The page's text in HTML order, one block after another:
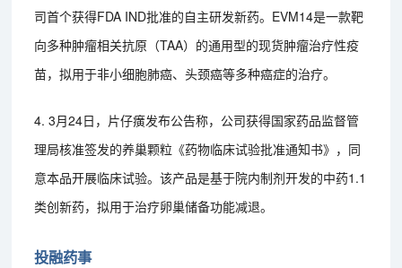
司首个获得FDA IND批准的自主研发新药。EVM14是一款靶
向多种肿瘤相关抗原（TAA）的通用型的现货肿瘤治疗性疫
苗，拟用于非小细胞肺癌、头颈癌等多种癌症的治疗。
4. 3月24日，片仔癀发布公告称，公司获得国家药品监督管
理局核准签发的养巢颗粒《药物临床试验批准通知书》，同
意本品开展临床试验。该产品是基于院内制剂开发的中药1.1
类创新药，拟用于治疗卵巢储备功能减退。
投融药事